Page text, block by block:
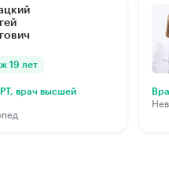
19 лет
врач высшей